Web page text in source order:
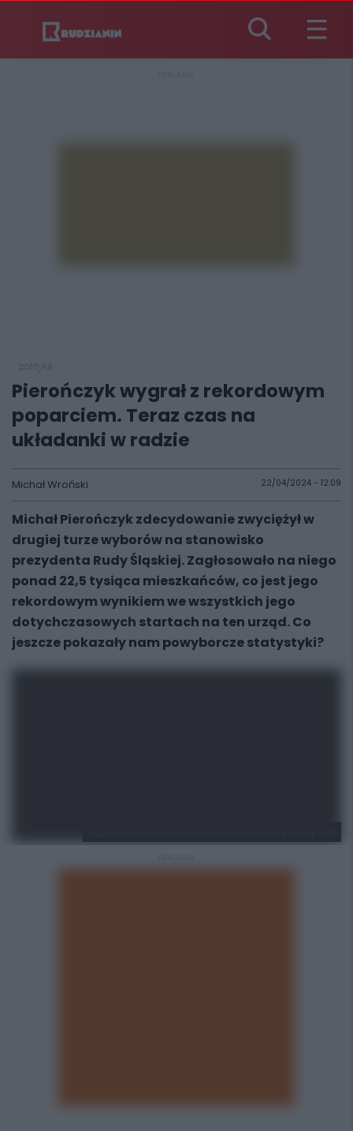
Pierończyk wygrał z rekordowym
poparciem. Teraz czas na
układanki w radzie
Michał Wroński 22/04/2024 - 12:09
Michał Pierończyk zdecydowanie zwyciężył w
drugiej turze wyborów na stanowisko
prezydenta Rudy Śląskiej. Zagłosowało na niego
ponad 22,5 tysiąca mieszkańców, co jest jego
rekordowym wynikiem we wszystkich jego
dotychczasowych startach na ten urząd. Co
jeszcze pokazały nam powyborcze statystyki?